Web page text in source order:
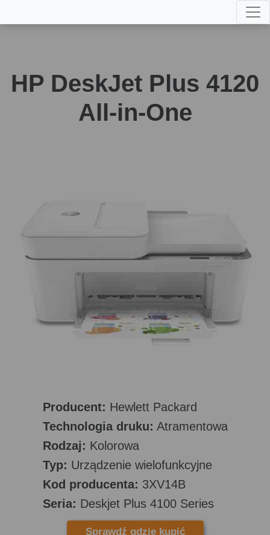
HP DeskJet Plus 4120
All-in-One
Producent: Hewlett Packard
Technologia druku: Atramentowa
Rodzaj: Kolorowa
Typ: Urządzenie wielofunkcyjne
Kod producenta: 3XV14B
Seria: Deskjet Plus 4100 Series
Sprawdź gdzie kupić